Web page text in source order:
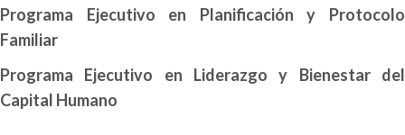
Programa Ejecutivo en Planificación y Protocolo
Familiar
Programa Ejecutivo en Liderazgo y Bienestar del
Capital Humano